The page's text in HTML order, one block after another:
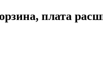
плата